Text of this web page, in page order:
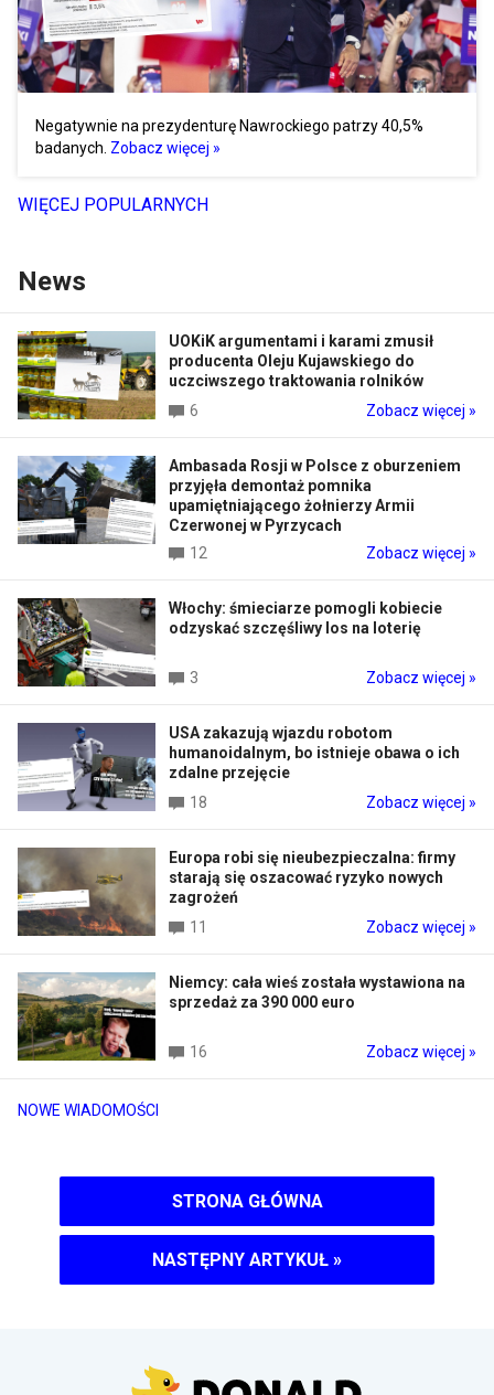
Negatywnie na prezydenturę Nawrockiego patrzy 40,5%
badanych. Zobacz więcej »
WIĘCEJ POPULARNYCH
News
NOWE WIADOMOŚCI
UOKiK argumentami i karami zmusił
producenta Oleju Kujawskiego do
uczciwszego traktowania rolników
6
Zobacz więcej »
Ambasada Rosji w Polsce z oburzeniem
przyjęła demontaż pomnika
upamiętniającego żołnierzy Armii
Czerwonej w Pyrzycach
12
Zobacz więcej »
Włochy: śmieciarze pomogli kobiecie
odzyskać szczęśliwy los na loterię
3 Zobacz więcej »
USA zakazują wjazdu robotom
humanoidalnym, bo istnieje obawa o ich
zdalne przejęcie
18
Zobacz więcej »
Europa robi się nieubezpieczalna: firmy
starają się oszacować ryzyko nowych
zagrożeń
11
Zobacz więcej »
Niemcy: cała wieś została wystawiona na
sprzedaż za 390 000 euro
16 Zobacz więcej »
STRONA GŁÓWNA
NASTĘPNY ARTYKUŁ »